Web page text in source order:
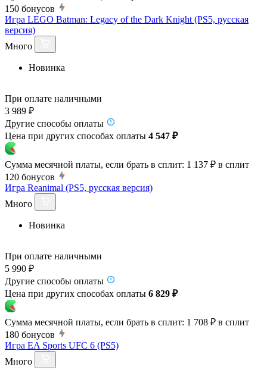
150 бонусов
Игра LEGO Batman: Legacy of the Dark Knight (PS5, русская
версия)
Много
Новинка
При оплате наличными
3 989 ₽
Другие способы оплаты
Цена при других способах оплаты 4 547 ₽
Сумма месячной платы, если брать в сплит: 1 137 ₽ в сплит
120 бонусов
Игра Reanimal (PS5, русская версия)
Много
Новинка
При оплате наличными
5 990 ₽
Другие способы оплаты
Цена при других способах оплаты 6 829 ₽
Сумма месячной платы, если брать в сплит: 1 708 ₽ в сплит
180 бонусов
Игра EA Sports UFC 6 (PS5)
Много